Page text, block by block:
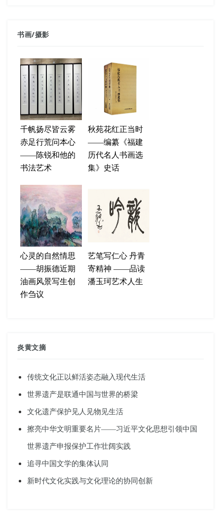
书画/摄影
千帆扬尽皆云雾
赤足行荒问本心
——陈锐和他的
书法艺术
秋苑花红正当时
——编纂《福建
历代名人书画选
集》史话
心灵的自然情思
——胡振德近期
油画风景写生创
作刍议
艺笔写仁心 丹青
寄精神 ——品读
潘玉珂艺术人生
炎黄文摘
传统文化正以鲜活姿态融入现代生活
世界遗产是联通中国与世界的桥梁
文化遗产保护见人见物见生活
擦亮中华文明重要名片——习近平文化思想引领中国
世界遗产申报保护工作壮阔实践
追寻中国文学的集体认同
新时代文化实践与文化理论的协同创新